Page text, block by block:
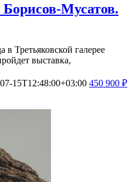
Мусатов.
Третьяковской галерее
выставка,
15T12:48:00+03:00 450 900 ₽